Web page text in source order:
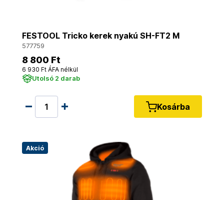
FESTOOL Tricko kerek nyakú SH-FT2 M
577759
8 800 Ft
6 930 Ft ÁFA nélkül
Utolsó 2 darab
Kosárba
Akció